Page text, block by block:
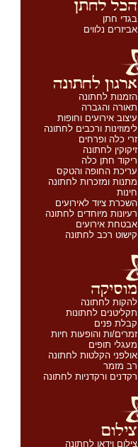
בגדי חתן
אביזרים נלווים
הזמנות לחתונה
תאורה והגברה
עיצוב אירועים וחופות
לימוזינות ורכבים לחתונה
זרי כלה ופרחים
זיקוקין לחתונה
ריקוד חתן כלה
עריכת החופה והטקס
מתנות ומזכרות לחתונה
חינות
השכרת ציוד לאירועים
רעיונות מיוחדים לחתונה
אבטחת אירועים
קישוט רכב לחתונה
להקות לחתונה
תקליטנים לחתונות
קבלת פנים
זמרים/ות והופעות חיות
מעגלי תופים
אולפני הקלטות לחתונה
רב מזמר
רקדנים ורקדניות לחתונה
צילום וידאו לחתונה